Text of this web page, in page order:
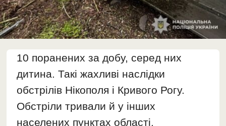
10 поранених за добу, серед них
дитина. Такі жахливі наслідки
обстрілів Нікополя і Кривого Рогу.
Обстріли тривали й у інших
населених пунктах області.